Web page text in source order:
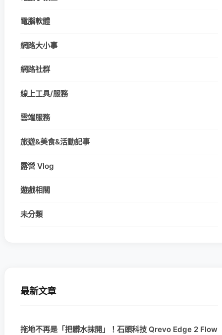
電腦軟體
網路大小事
網路社群
線上工具/服務
雲端服務
旅遊&美食&活動記事
露營 Vlog
遊戲相關
未分類
最新文章
拖地不再是「把髒水抹開」！石頭科技 Qrevo Edge 2 Flow